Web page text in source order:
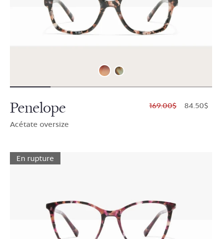
Penelope
Acétate oversize
$169.00 $84.50
En rupture